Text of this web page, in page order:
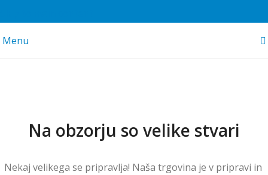
Menu
Na obzorju so velike stvari
Nekaj ​​velikega se pripravlja! Naša trgovina je v pripravi in ​​